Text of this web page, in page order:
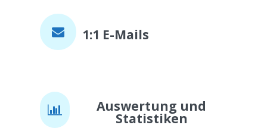
1:1 E-Mails
Auswertung und
Statistiken